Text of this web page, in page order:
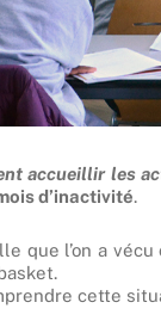
accueillir les
d’inactivité.
que l’on a
cette